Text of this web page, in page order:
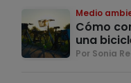
Medio
Cómo
una
Por Sonia